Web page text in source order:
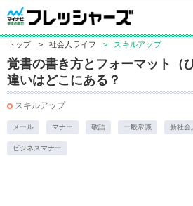
トップ > 社会人ライフ > スキルアップ
覚書の書き方とフォーマット（
違いはどこにある？
スキルアップ
メール マナー 敬語 一般常識 新社会
ビジネスマナー